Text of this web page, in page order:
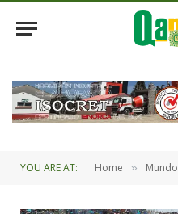
YOU ARE AT: Home » Mundo